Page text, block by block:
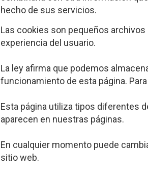
hecho de sus servicios.
Las cookies son pequeños
experiencia del usuario.
La ley afirma que podemos
funcionamiento de esta página.
Esta página utiliza tipos diferentes
aparecen en nuestras páginas.
En cualquier momento puede
sitio web.